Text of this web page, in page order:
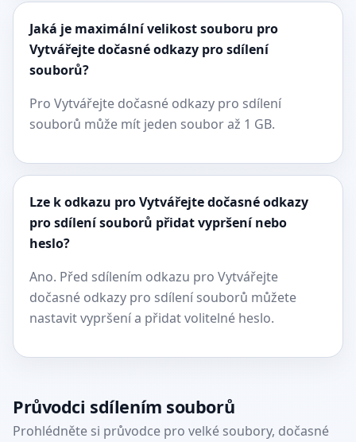
Jaká je maximální velikost souboru pro
Vytvářejte dočasné odkazy pro sdílení
souborů?
Pro Vytvářejte dočasné odkazy pro sdílení
souborů může mít jeden soubor až 1 GB.
Lze k odkazu pro Vytvářejte dočasné odkazy
pro sdílení souborů přidat vypršení nebo
heslo?
Ano. Před sdílením odkazu pro Vytvářejte
dočasné odkazy pro sdílení souborů můžete
nastavit vypršení a přidat volitelné heslo.
Průvodci sdílením souborů
Prohlédněte si průvodce pro velké soubory, dočasné